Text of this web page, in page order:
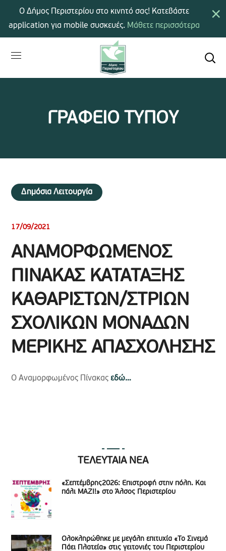
ΓΡΑΦΕΙΟ ΤΥΠΟΥ
Δημόσια Λειτουργία
17/09/2021
ΑΝΑΜΟΡΦΩΜΕΝΟΣ
ΠΙΝΑΚΑΣ ΚΑΤΑΤΑΞΗΣ
ΚΑΘΑΡΙΣΤΩΝ/ΣΤΡΙΩΝ
ΣΧΟΛΙΚΩΝ ΜΟΝΑΔΩΝ
ΜΕΡΙΚΗΣ ΑΠΑΣΧΟΛΗΣΗΣ
Ο Αναμορφωμένος Πίνακαςεδώ…
ΤΕΛΕΥΤΑΙΑ ΝΕΑ
«Σεπτέμβρης2026: Επιστροφή στην πόλη. Και
πάλι ΜΑΖΙ!» στο Άλσος Περιστερίου
Ολοκληρώθηκε με μεγάλη επιτυχία «Το Σινεμά
Πάει Πλατεία» στις γειτονιές του Περιστερίου
×
Ο Δήμος Περιστερίου στο κινητό σας! Κατεβάστε
application για mobile συσκευές. Μάθετε περισσότερα